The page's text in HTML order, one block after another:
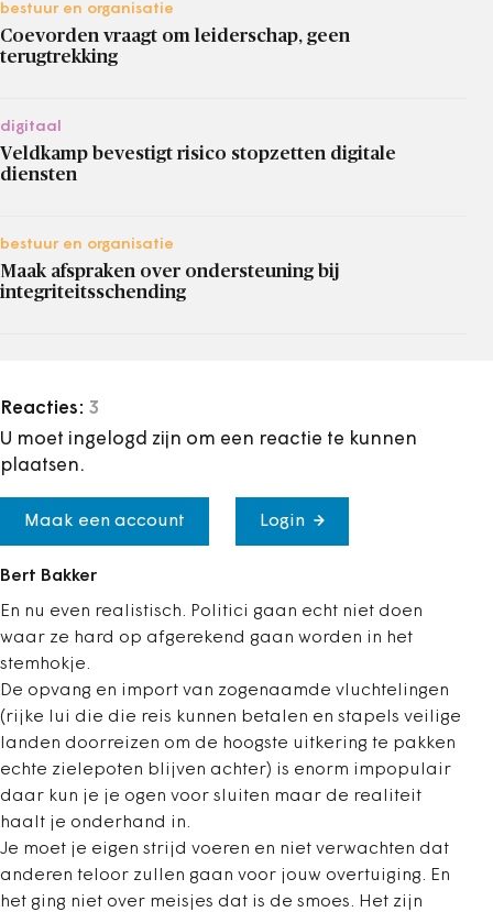
bestuur en organisatie
Coevorden vraagt om leiderschap, geen
terugtrekking
digitaal
Veldkamp bevestigt risico stopzetten digitale
diensten
bestuur en organisatie
Maak afspraken over ondersteuning bij
integriteitsschending
Reacties: 3
U moet ingelogd zijn om een reactie te kunnen
plaatsen.
Maak een account Login
Bert Bakker
En nu even realistisch. Politici gaan echt niet doen
waar ze hard op afgerekend gaan worden in het
stemhokje.
De opvang en import van zogenaamde vluchtelingen
(rijke lui die die reis kunnen betalen en stapels veilige
landen doorreizen om de hoogste uitkering te pakken
echte zielepoten blijven achter) is enorm impopulair
daar kun je je ogen voor sluiten maar de realiteit
haalt je onderhand in.
Je moet je eigen strijd voeren en niet verwachten dat
anderen teloor zullen gaan voor jouw overtuiging. En
het ging niet over meisjes dat is de smoes. Het zijn